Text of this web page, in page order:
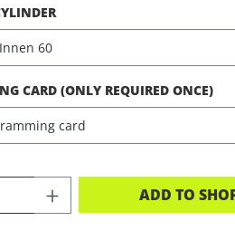
CARD (ONLY REQUIRED ONCE)
QUANTITY:ADD TO